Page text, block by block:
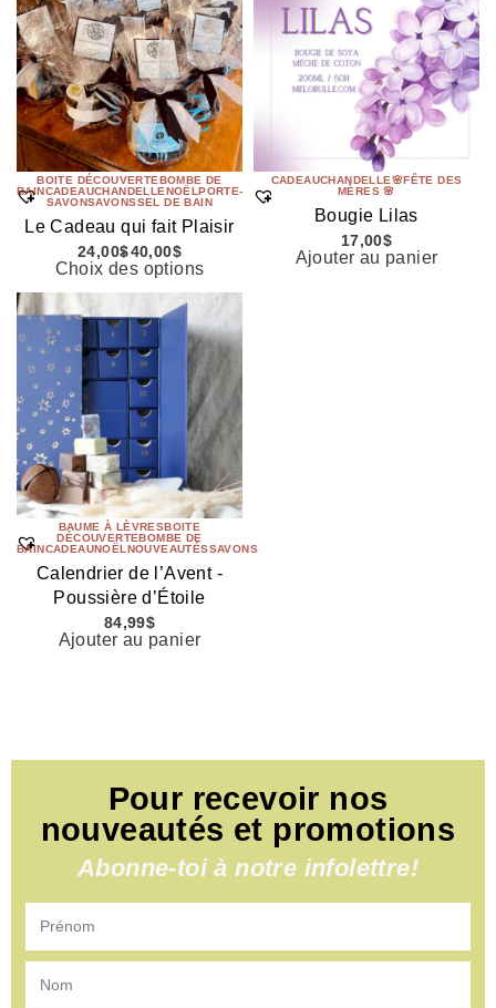
BOITE DÉCOUVERTEBOMBE DE
BAINCADEAUCHANDELLENOËLPORTE-
SAVONSAVONSSEL DE BAIN
Le Cadeau qui fait Plaisir
24,00$40,00$
Choix des options
CADEAUCHANDELLE🌸FÊTE DES
MÈRES 🌸
Bougie Lilas
17,00$
Ajouter au panier
BAUME À LÈVRESBOITE
DÉCOUVERTEBOMBE DE
BAINCADEAUNOËL NOUVEAUTÉSSAVONS
Calendrier de l’Avent -
Poussière d’Étoile
84,99$
Ajouter au panier
Pour recevoir nos
nouveautés et promotions
Abonne-toi à notre infolettre!